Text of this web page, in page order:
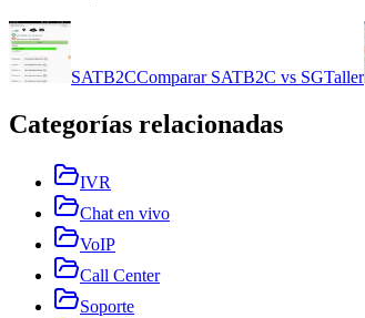
SATB2CComparar SATB2C vs SGTaller
Categorías relacionadas
IVR
Chat en vivo
VoIP
Call Center
Soporte